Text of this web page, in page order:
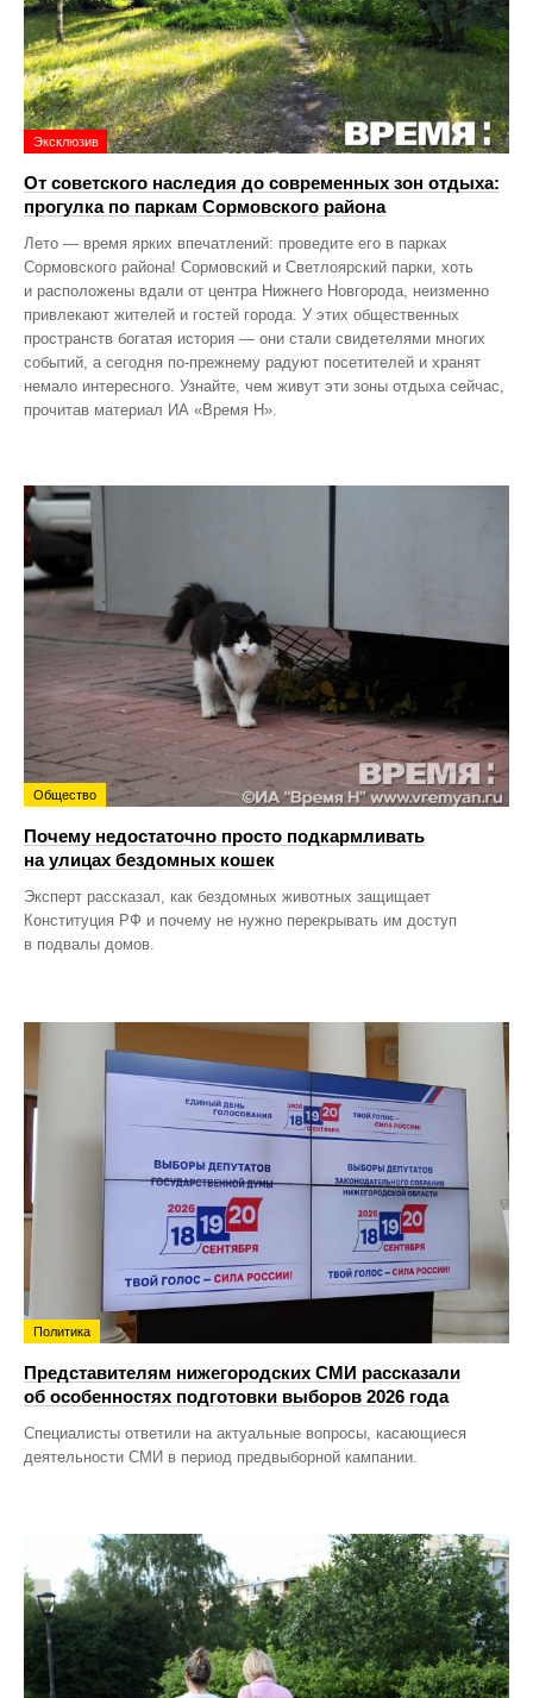
Эксклюзив
От советского наследия до современных зон отдыха:
прогулка по паркам Сормовского района
Лето — время ярких впечатлений: проведите его в парках
Сормовского района! Сормовский и Светлоярский парки, хоть
и расположены вдали от центра Нижнего Новгорода, неизменно
привлекают жителей и гостей города. У этих общественных
пространств богатая история — они стали свидетелями многих
событий, а сегодня по‑прежнему радуют посетителей и хранят
немало интересного. Узнайте, чем живут эти зоны отдыха сейчас,
прочитав материал ИА «Время Н».
Общество
Почему недостаточно просто подкармливать
на улицах бездомных кошек
Эксперт рассказал, как бездомных животных защищает
Конституция РФ и почему не нужно перекрывать им доступ
в подвалы домов.
Политика
Представителям нижегородских СМИ рассказали
об особенностях подготовки выборов 2026 года
Специалисты ответили на актуальные вопросы, касающиеся
деятельности СМИ в период предвыборной кампании.